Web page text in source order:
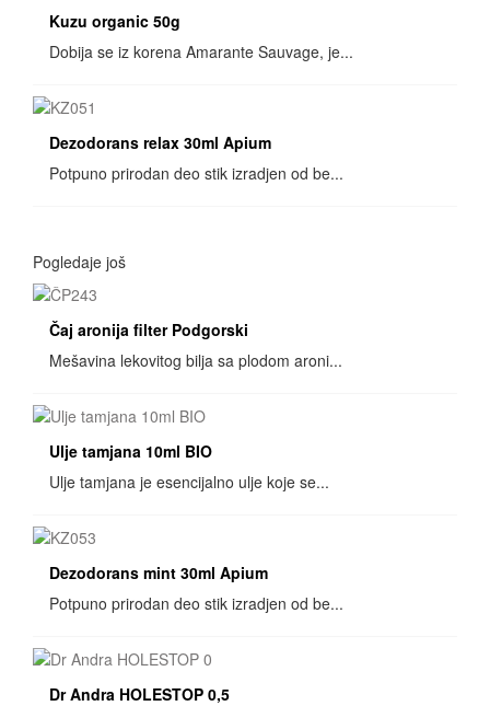
Kuzu organic 50g
Dobija se iz korena Amarante Sauvage, je...
Dezodorans relax 30ml Apium
Potpuno prirodan deo stik izradjen od be...
Pogledaje još
Čaj aronija filter Podgorski
Mešavina lekovitog bilja sa plodom aroni...
Ulje tamjana 10ml BIO
Ulje tamjana je esencijalno ulje koje se...
Dezodorans mint 30ml Apium
Potpuno prirodan deo stik izradjen od be...
Dr Andra HOLESTOP 0,5